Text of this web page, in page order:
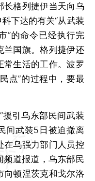
格列捷伊当天向乌
下达的有关“从武装
”的命令已经执行完
兰国旗。格列捷伊还
常生活的工作。波罗
点”的过程中，要最
引乌东部民间武装
间武装5日被迫撤离
在乌强力部门人员控
频道报道，乌东部民
向顿涅茨克和戈尔洛